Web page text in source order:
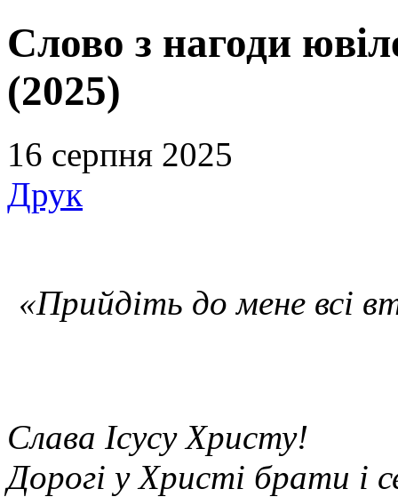
Слово з нагоди
(2025)
16 серпня 2025
Друк
«Прийдіть до мене всі
Слава Ісусу Христу!
Дорогі у Христі брати і